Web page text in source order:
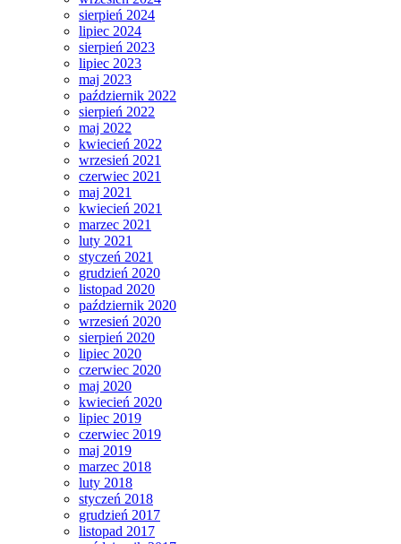
sierpień 2024
lipiec 2024
sierpień 2023
lipiec 2023
maj 2023
październik 2022
sierpień 2022
maj 2022
kwiecień 2022
wrzesień 2021
czerwiec 2021
maj 2021
kwiecień 2021
marzec 2021
luty 2021
styczeń 2021
grudzień 2020
listopad 2020
październik 2020
wrzesień 2020
sierpień 2020
lipiec 2020
czerwiec 2020
maj 2020
kwiecień 2020
lipiec 2019
czerwiec 2019
maj 2019
marzec 2018
luty 2018
styczeń 2018
grudzień 2017
listopad 2017